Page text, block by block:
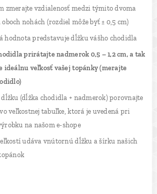
zmerajte vzdialenosť medzi týmito dvoma
nohách (rozdiel môže byť ± 0,5 cm)
hodnota predstavuje dĺžku vášho chodidla
prirátajte nadmerok 0,5 – 1,2 cm, a tak
ideálnu veľkosť vašej topánky (merajte
(dĺžka chodidla + nadmerok) porovnajte
veľkostnej tabuľke, ktorá je uvedená pri
na našom e-shope
udáva vnútornú dĺžku a šírku našich